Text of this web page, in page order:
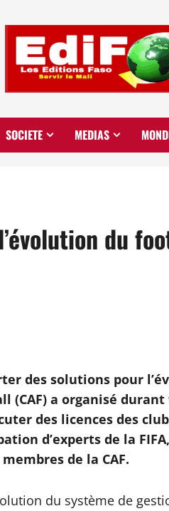
SOCIETE MEDIAS
du
des solutions pour
(CAF) a organisé
des licences des
d’experts de la FIFA,
membres de la CAF.
du système de